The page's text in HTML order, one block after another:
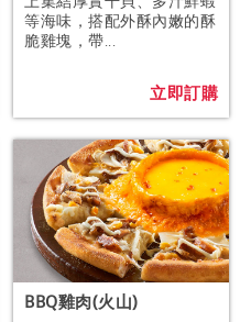
等海味，搭配外酥內嫩的酥
脆雞塊，帶...
立即訂購
BBQ雞肉(火山)